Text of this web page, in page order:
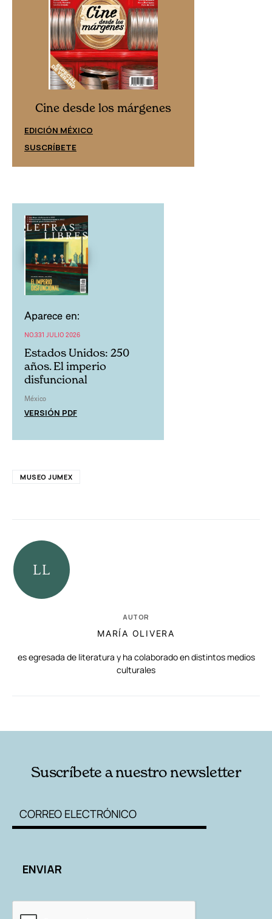
Cine desde los márgenes
EDICIÓN MÉXICO
SUSCRÍBETE
Aparece en:
NO.331 JULIO 2026
Estados Unidos: 250
años. El imperio
disfuncional
México
VERSIÓN PDF
MUSEO JUMEX
AUTOR
MARÍA OLIVERA
es egresada de literatura y ha colaborado en distintos medios
culturales
Suscríbete a nuestro newsletter